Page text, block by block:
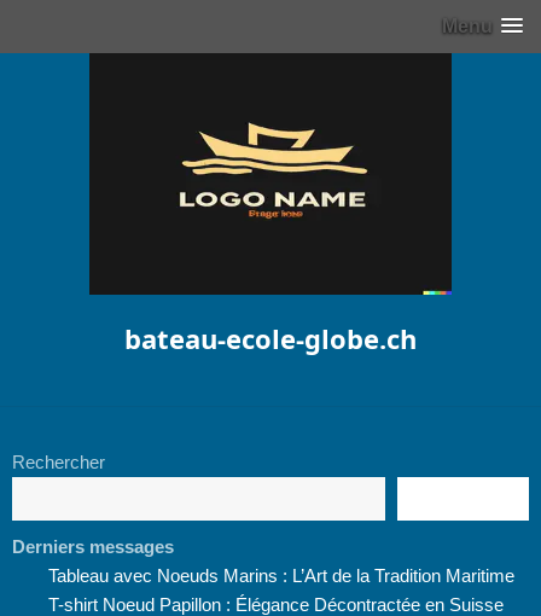
Menu
bateau-ecole-globe.ch
Rechercher
Derniers messages
Tableau avec Noeuds Marins : L’Art de la Tradition Maritime
T-shirt Noeud Papillon : Élégance Décontractée en Suisse